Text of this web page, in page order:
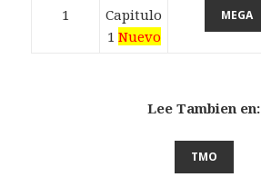
1
Capitulo
1 Nuevo
MEGA
Lee Tambien en:
TMO